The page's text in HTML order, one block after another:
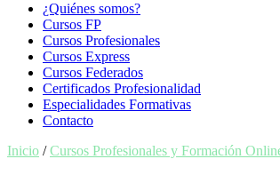
¿Quiénes somos?
Cursos FP
Cursos Profesionales
Cursos Express
Cursos Federados
Certificados Profesionalidad
Especialidades Formativas
Contacto
Inicio /Cursos Profesionales y Formación